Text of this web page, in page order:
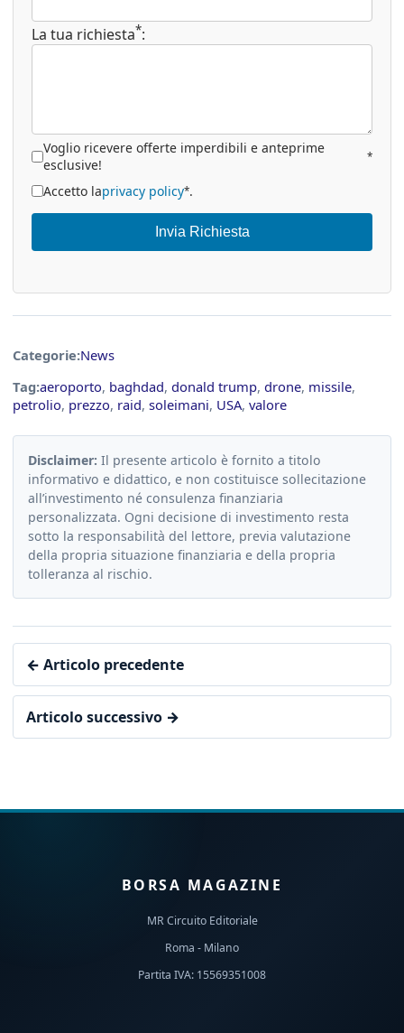
La tua richiesta*:
Voglio ricevere offerte imperdibili e anteprime
esclusive!
*
Accetto laprivacy policy*.
Invia Richiesta
Categorie:News
Tag:aeroporto, baghdad, donald trump, drone, missile,
petrolio, prezzo, raid, soleimani, USA, valore
Disclaimer: Il presente articolo è fornito a titolo
informativo e didattico, e non costituisce sollecitazione
all’investimento né consulenza finanziaria
personalizzata. Ogni decisione di investimento resta
sotto la responsabilità del lettore, previa valutazione
della propria situazione finanziaria e della propria
tolleranza al rischio.
← Articolo precedente
Articolo successivo →
BORSA MAGAZINE
MR Circuito Editoriale
Roma - Milano
Partita IVA: 15569351008